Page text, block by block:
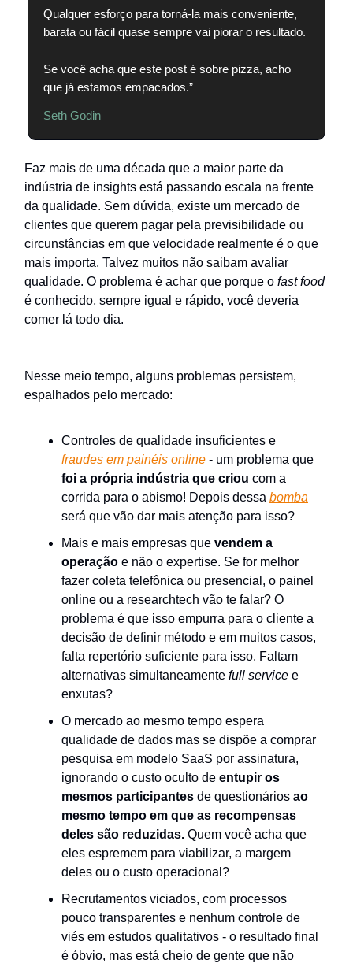
Qualquer esforço para torná-la mais conveniente,
barata ou fácil quase sempre vai piorar o resultado.
Se você acha que este post é sobre pizza, acho
que já estamos empacados.”
Seth Godin
Faz mais de uma década que a maior parte da
indústria de insights está passando escala na frente
da qualidade. Sem dúvida, existe um mercado de
clientes que querem pagar pela previsibilidade ou
circunstâncias em que velocidade realmente é o que
mais importa. Talvez muitos não saibam avaliar
qualidade. O problema é achar que porque o fast food
é conhecido, sempre igual e rápido, você deveria
comer lá todo dia.
Nesse meio tempo, alguns problemas persistem,
espalhados pelo mercado:
Controles de qualidade insuficientes e
fraudes em painéis online - um problema que
foi a própria indústria que criou com a
corrida para o abismo! Depois dessa bomba
será que vão dar mais atenção para isso?
Mais e mais empresas que vendem a
operação e não o expertise. Se for melhor
fazer coleta telefônica ou presencial, o painel
online ou a researchtech vão te falar? O
problema é que isso empurra para o cliente a
decisão de definir método e em muitos casos,
falta repertório suficiente para isso. Faltam
alternativas simultaneamente full service e
enxutas?
O mercado ao mesmo tempo espera
qualidade de dados mas se dispõe a comprar
pesquisa em modelo SaaS por assinatura,
ignorando o custo oculto de entupir os
mesmos participantes de questionários ao
mesmo tempo em que as recompensas
deles são reduzidas. Quem você acha que
eles espremem para viabilizar, a margem
deles ou o custo operacional?
Recrutamentos viciados, com processos
pouco transparentes e nenhum controle de
viés em estudos qualitativos - o resultado final
é óbvio, mas está cheio de gente que não